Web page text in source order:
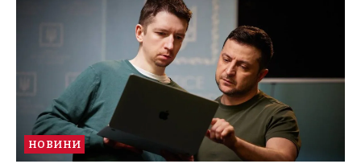
НОВИНИ